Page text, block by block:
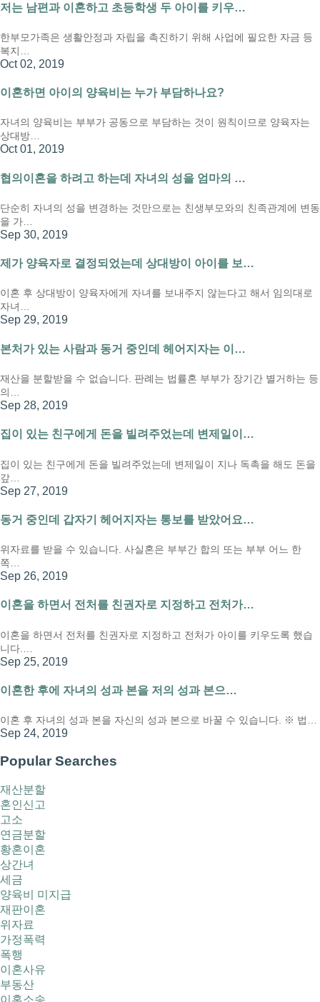
저는 남편과 이혼하고 초등학생 두 아이를 키우…
한부모가족은 생활안정과 자립을 촉진하기 위해 사업에 필요한 자금 등
복지…
Oct 02, 2019
이혼하면 아이의 양육비는 누가 부담하나요?
자녀의 양육비는 부부가 공동으로 부담하는 것이 원칙이므로 양육자는
상대방…
Oct 01, 2019
협의이혼을 하려고 하는데 자녀의 성을 엄마의 …
단순히 자녀의 성을 변경하는 것만으로는 친생부모와의 친족관계에 변동
을 가…
Sep 30, 2019
제가 양육자로 결정되었는데 상대방이 아이를 보…
이혼 후 상대방이 양육자에게 자녀를 보내주지 않는다고 해서 임의대로
자녀…
Sep 29, 2019
본처가 있는 사람과 동거 중인데 헤어지자는 이…
재산을 분할받을 수 없습니다. 판례는 법률혼 부부가 장기간 별거하는 등
의…
Sep 28, 2019
집이 있는 친구에게 돈을 빌려주었는데 변제일이…
집이 있는 친구에게 돈을 빌려주었는데 변제일이 지나 독촉을 해도 돈을
갚…
Sep 27, 2019
동거 중인데 갑자기 헤어지자는 통보를 받았어요…
위자료를 받을 수 있습니다. 사실혼은 부부간 합의 또는 부부 어느 한
쪽…
Sep 26, 2019
이혼을 하면서 전처를 친권자로 지정하고 전처가…
이혼을 하면서 전처를 친권자로 지정하고 전처가 아이를 키우도록 했습
니다.…
Sep 25, 2019
이혼한 후에 자녀의 성과 본을 저의 성과 본으…
이혼 후 자녀의 성과 본을 자신의 성과 본으로 바꿀 수 있습니다. ※ 법…
Sep 24, 2019
Popular Searches
재산분할
혼인신고
고소
연금분할
황혼이혼
상간녀
세금
양육비 미지급
재판이혼
위자료
가정폭력
폭행
이혼사유
부동산
이혼소송